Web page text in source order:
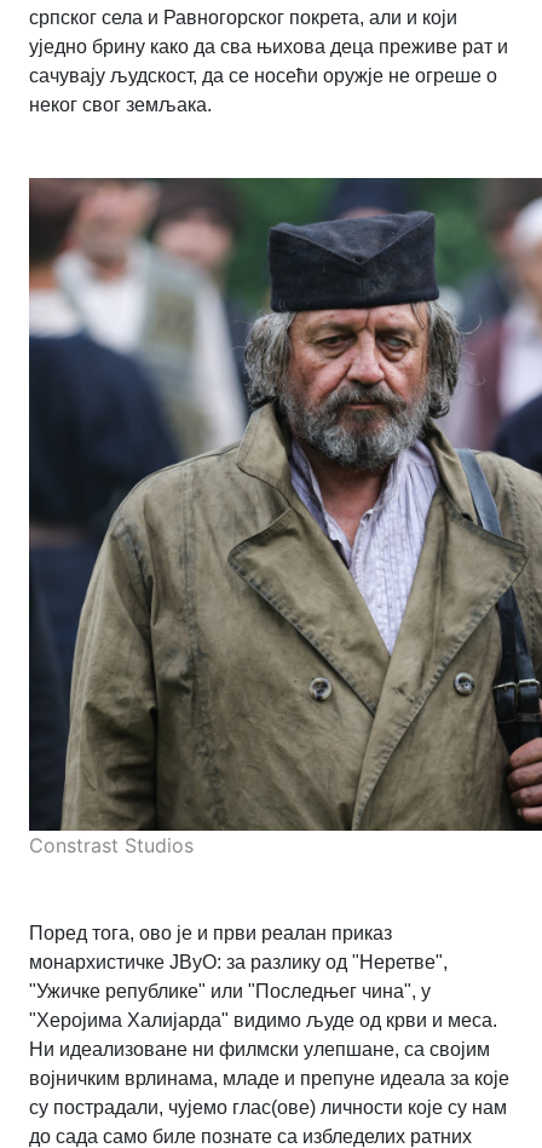
српског села и Равногорског покрета, али и који
уједно брину како да сва њихова деца преживе рат и
сачувају људскост, да се носећи оружје не огреше о
неког свог земљака.
Constrast Studios
Поред тога, ово је и први реалан приказ
монархистичке ЈВуО: за разлику од "Неретве",
"Ужичке републике" или "Последњег чина", у
"Херојима Халијарда" видимо људе од крви и меса.
Ни идеализоване ни филмски улепшане, са својим
војничким врлинама, младе и препуне идеала за које
су пострадали, чујемо глас(ове) личности које су нам
до сада само биле познате са избледелих ратних